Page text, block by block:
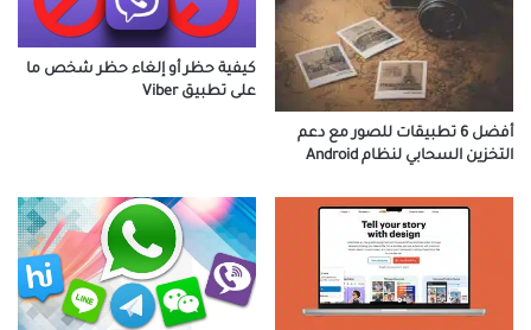
أفضل 6 تطبيقات للصور مع دعم
التخزين السحابي لنظام Android
كيفية حظر أو إلغاء حظر شخص ما
على تطبيق Viber